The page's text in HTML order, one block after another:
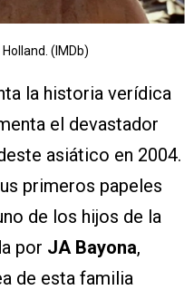
(IMDb)
la historia verídica
el devastador
asiático en 2004.
primeros papeles
de los hijos de la
por JA Bayona,
de esta familia